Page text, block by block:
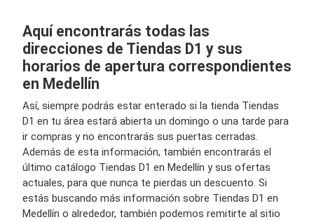
Aquí encontrarás todas las
direcciones de Tiendas D1 y sus
horarios de apertura correspondientes
en Medellín
Así, siempre podrás estar enterado si la tienda Tiendas
D1 en tu área estará abierta un domingo o una tarde para
ir compras y no encontrarás sus puertas cerradas.
Además de esta información, también encontrarás el
último catálogo Tiendas D1 en Medellín y sus ofertas
actuales, para que nunca te pierdas un descuento. Si
estás buscando más información sobre Tiendas D1 en
Medellín o alrededor, también podemos remitirte al sitio